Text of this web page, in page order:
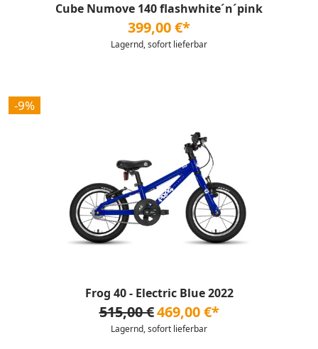
Cube Numove 140 flashwhite´n´pink
399,00 €*
Lagernd, sofort lieferbar
-9%
Frog 40 - Electric Blue 2022
515,00 €469,00 €*
Lagernd, sofort lieferbar